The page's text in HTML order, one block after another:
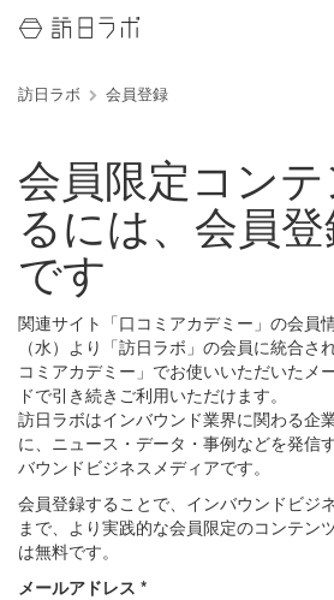
訪日ラボ 会員登録
会員限定コン
るには、会員
です
関連サイト「口コミアカデミー」の会員
（水）より「訪日ラボ」の会員に統合さ
コミアカデミー」でお使いいただいたメ
ドで引き続きご利用いただけます。
訪日ラボはインバウンド業界に関わる企
に、ニュース・データ・事例などを発信
バウンドビジネスメディアです。
会員登録することで、インバウンドビジ
まで、より実践的な会員限定のコンテン
は無料です。
メールアドレス *